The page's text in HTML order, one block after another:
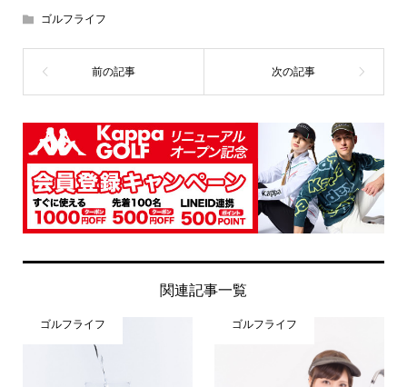
ゴルフライフ
関連記事一覧
ゴルフライフ ゴルフライフ